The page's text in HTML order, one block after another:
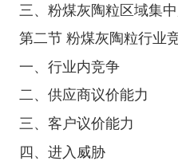
三、粉煤灰陶粒区域集
第二节 粉煤灰陶粒行业
一、行业内竞争
二、供应商议价能力
三、客户议价能力
四、进入威胁